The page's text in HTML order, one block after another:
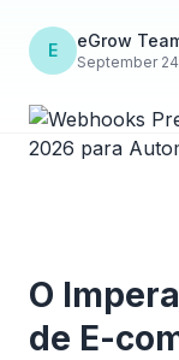
E eGrow
September
O
de E-